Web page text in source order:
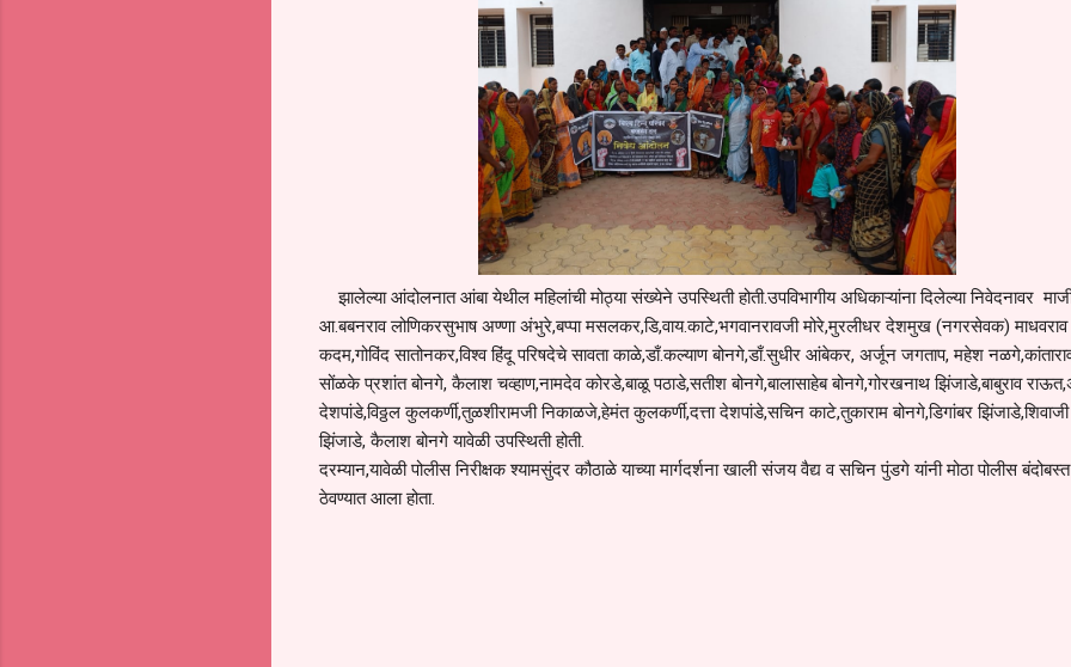
झालेल्या आंदोलनात आंबा येथील महिलांची मोठ्या संख्येने उपस्थिती होती.उपविभागीय अधिकाऱ्यांना दिलेल्या निवेदनावर
आ.बबनराव लोणिकरसुभाष अण्णा अंभुरे,बप्पा मसलकर,डि,वाय.काटे,भगवानरावजी मोरे,मुरलीधर देशमुख (नगरसेवक) माधवराव
कदम,गोविंद सातोनकर,विश्व हिंदू परिषदेचे सावता काळे,डाँ.कल्याण बोनगे,डाँ.सुधीर आंबेकर, अर्जून जगताप, महेश
सोंळके प्रशांत बोनगे, कैलाश चव्हाण,नामदेव कोरडे,बाळू पठाडे,सतीश बोनगे,बालासाहेब बोनगे,गोरखनाथ झिंजाडे,बाबुराव
देशपांडे,विठ्ठल कुलकर्णी,तुळशीरामजी निकाळजे,हेमंत कुलकर्णी,दत्ता देशपांडे,सचिन काटे,तुकाराम बोनगे,डिगांबर झिंजाडे,शिवाजी
झिंजाडे, कैलाश बोनगे यावेळी उपस्थिती होती.
दरम्यान,यावेळी पोलीस निरीक्षक श्यामसुंदर कौठाळे याच्या मार्गदर्शना खाली संजय वैद्य व सचिन पुंडगे यांनी मोठा पोलीस बंदोबस्त
ठेवण्यात आला होता.